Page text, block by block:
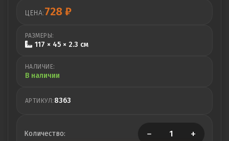
ЦЕНА:728₽
РАЗМЕРЫ:
117 × 45 × 2.3 см
НАЛИЧИЕ:
В наличии
АРТИКУЛ: 8363
Количество: − +